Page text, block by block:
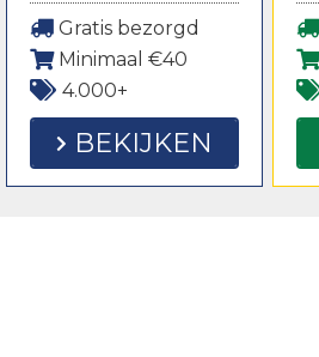
Gratis bezorgd
Minimaal €40
4.000+
BEKIJKEN